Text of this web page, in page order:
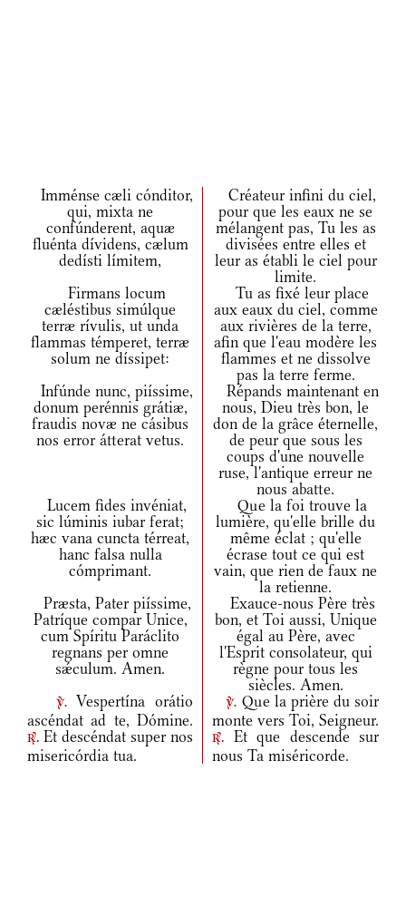
Imménse cæli cónditor,
qui, mixta ne
confúnderent, aquæ
fluénta dívidens, cælum
dedísti límitem,
Créateur infini du ciel,
pour que les eaux ne se
mélangent pas, Tu les as
divisées entre elles et
leur as établi le ciel pour
limite.
Firmans locum
cæléstibus simúlque
terræ rívulis, ut unda
flammas témperet, terræ
solum ne díssipet:
Tu as fixé leur place
aux eaux du ciel, comme
aux rivières de la terre,
afin que l'eau modère les
flammes et ne dissolve
pas la terre ferme.
Infúnde nunc, piíssime,
donum perénnis grátiæ,
fraudis novæ ne cásibus
nos error átterat vetus.
Répands maintenant en
nous, Dieu très bon, le
don de la grâce éternelle,
de peur que sous les
coups d'une nouvelle
ruse, l'antique erreur ne
nous abatte.
Lucem fides invéniat,
sic lúminis iubar ferat;
hæc vana cuncta térreat,
hanc falsa nulla
cómprimant.
Que la foi trouve la
lumière, qu'elle brille du
même éclat ; qu'elle
écrase tout ce qui est
vain, que rien de faux ne
la retienne.
Præsta, Pater piíssime,
Patríque compar Unice,
cum Spíritu Paráclito
regnans per omne
sǽculum. Amen.
Exauce-nous Père très
bon, et Toi aussi, Unique
égal au Père, avec
l'Esprit consolateur, qui
règne pour tous les
siècles. Amen.
v.Vespertína orátio
ascéndat ad te, Dómine.
r. Et descéndat super nos
misericórdia tua.
v. Que la prière du soir
monte vers Toi, Seigneur.
r.
Et que descende sur
nous Ta miséricorde.